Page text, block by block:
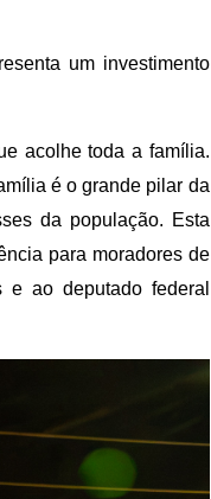
um investimento
acolhe toda a família.
é o grande pilar da
da população. Esta
para moradores de
ao deputado federal